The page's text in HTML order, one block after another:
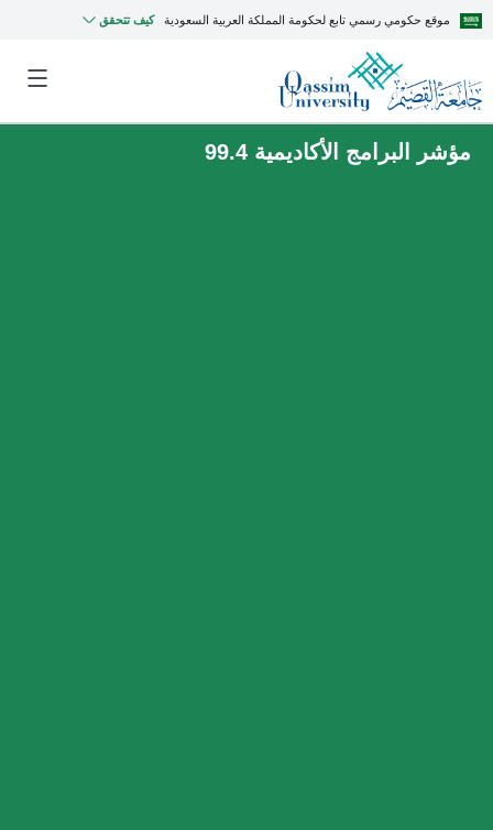
موقع حكومي رسمي تابع لحكومة المملكة العربية السعودية كيف تتحقق
مؤشر البرامج الأكاديمية 99.4